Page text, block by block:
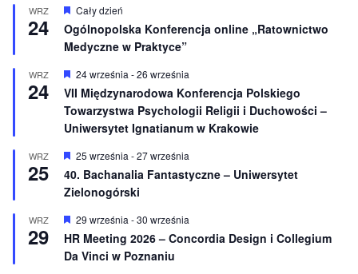
WRZ
24
W
r
ó
n
i
o
n
e
Cały dzień
Ogólnopolska Konferencja online „Ratownictwo
Medyczne w Praktyce”
WRZ
24
W
y
r
ó
ż
n
i
o
n
e
24 września -26 września
VII Międzynarodowa Konferencja Polskiego
Towarzystwa Psychologii Religii i Duchowości –
Uniwersytet Ignatianum w Krakowie
WRZ
25
W
r
ó
n
i
o
n
25 września -27 września
40. Bachanalia Fantastyczne – Uniwersytet
Zielonogórski
WRZ
29
W
y
r
ó
29 września -30 września
HR Meeting 2026 – Concordia Design i Collegium
Da Vinci w Poznaniu